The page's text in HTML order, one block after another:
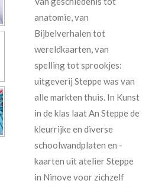
anatomie, van
Bijbelverhalen tot
wereldkaarten, van
spelling tot sprookjes:
uitgeverij Steppe was van
alle markten thuis. In Kunst
in de klas laat An Steppe de
kleurrijke en diverse
schoolwandplaten en -
kaarten uit atelier Steppe
in Ninove voor zichzelf